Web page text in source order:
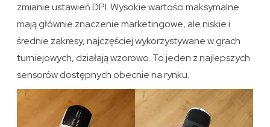
zmianie ustawień DPI. Wysokie wartości maksymalne
mają głównie znaczenie marketingowe, ale niskie i
średnie zakresy, najczęściej wykorzystywane w grach
turniejowych, działają wzorowo. To jeden z najlepszych
sensorów dostępnych obecnie na rynku.